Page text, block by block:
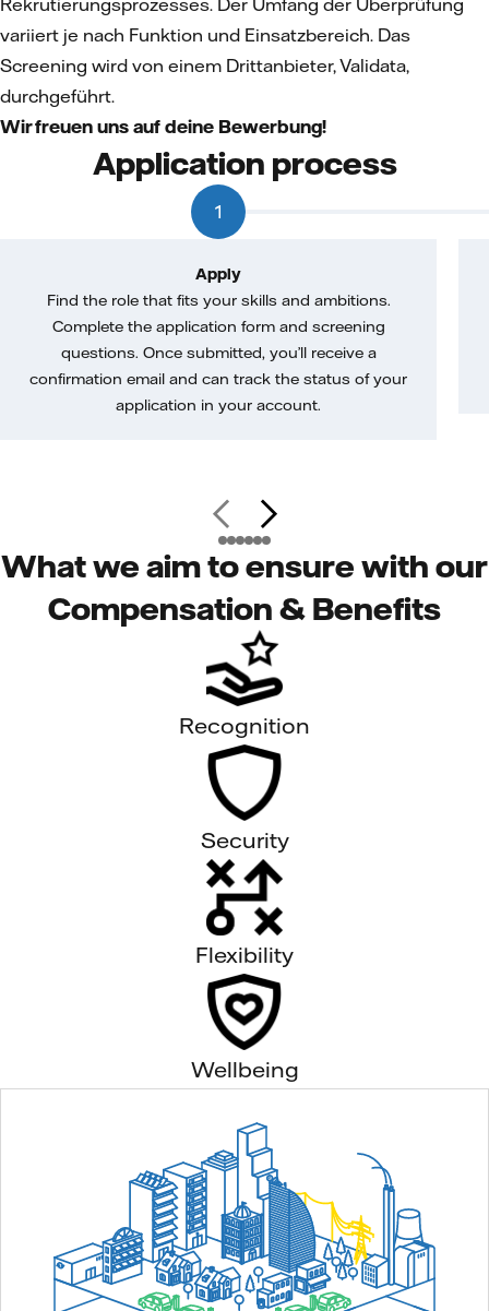
Rekrutierungsprozesses. Der Umfang der Überprüfung
variiert je nach Funktion und Einsatzbereich. Das
Screening wird von einem Drittanbieter, Validata,
durchgeführt.
Wir freuen uns auf deine Bewerbung!
Application process
1
Apply
Find the role that fits your skills and ambitions.
Complete the application form and screening
questions. Once submitted, you’ll receive a
confirmation email and can track the status of your
application in your account.
What we aim to ensure with our
Compensation & Benefits
Recognition
Security
Flexibility
Wellbeing